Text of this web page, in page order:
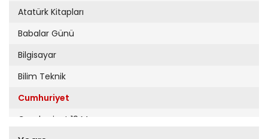
Atatürk Kitapları
Babalar Günü
Bilgisayar
Bilim Teknik
Cumhuriyet
Cumhuriyet 19 Mayıs